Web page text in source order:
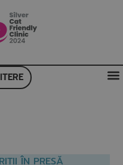
ÎN PRESĂ